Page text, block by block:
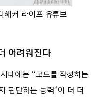
커 라이프 유튜브
어려워진다
대에는 “코드를 작성하는
판단하는 능력”이 더 더